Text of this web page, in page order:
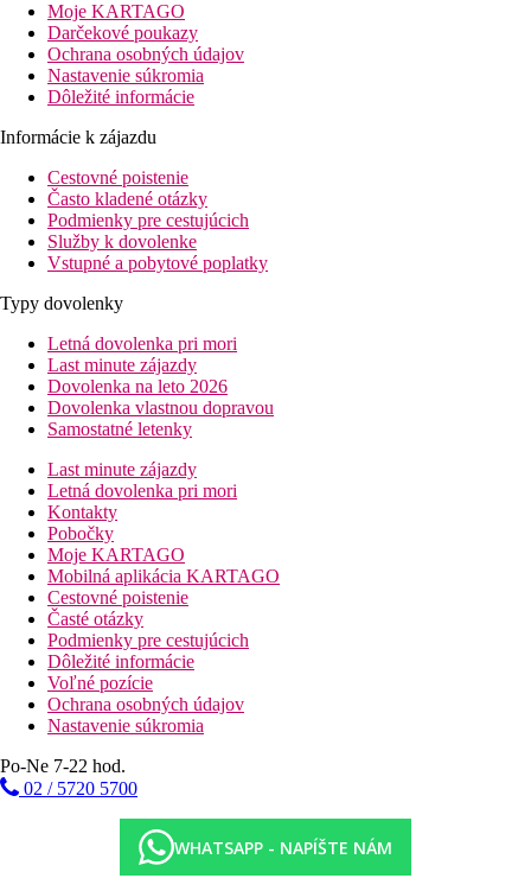
Moje KARTAGO
Darčekové poukazy
Ochrana osobných údajov
Nastavenie súkromia
Dôležité informácie
Informácie k zájazdu
Cestovné poistenie
Často kladené otázky
Podmienky pre cestujúcich
Služby k dovolenke
Vstupné a pobytové poplatky
Typy dovolenky
Letná dovolenka pri mori
Last minute zájazdy
Dovolenka na leto 2026
Dovolenka vlastnou dopravou
Samostatné letenky
Last minute zájazdy
Letná dovolenka pri mori
Kontakty
Pobočky
Moje KARTAGO
Mobilná aplikácia KARTAGO
Cestovné poistenie
Časté otázky
Podmienky pre cestujúcich
Dôležité informácie
Voľné pozície
Ochrana osobných údajov
Nastavenie súkromia
Po-Ne 7-22 hod.
02 / 5720 5700
WHATSAPP - NAPÍŠTE NÁM